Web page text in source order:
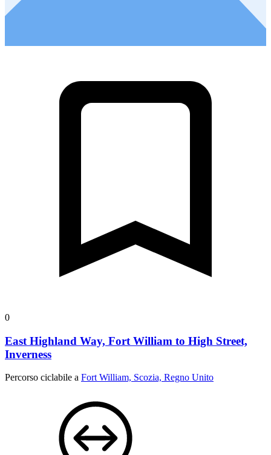
0
East Highland Way, Fort William to High Street,
Inverness
Percorso ciclabile a Fort William, Scozia, Regno Unito